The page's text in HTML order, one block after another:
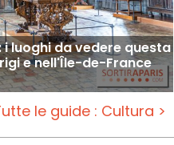
luoghi da vedere questa
e nell'Île-de-France
le guide : Cultura >